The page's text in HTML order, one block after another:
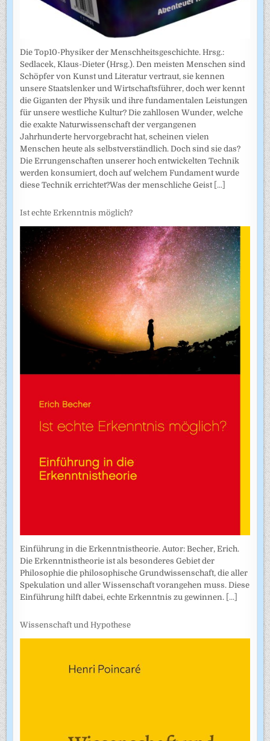
Die Top10-Physiker der Menschheitsgeschichte. Hrsg.:
Sedlacek, Klaus-Dieter (Hrsg.). Den meisten Menschen sind
Schöpfer von Kunst und Literatur vertraut, sie kennen
unsere Staatslenker und Wirtschaftsführer, doch wer kennt
die Giganten der Physik und ihre fundamentalen Leistungen
für unsere westliche Kultur? Die zahllosen Wunder, welche
die exakte Naturwissenschaft der vergangenen
Jahrhunderte hervorgebracht hat, scheinen vielen
Menschen heute als selbstverständlich. Doch sind sie das?
Die Errungenschaften unserer hoch entwickelten Technik
werden konsumiert, doch auf welchem Fundament wurde
diese Technik errichtet?Was der menschliche Geist [...]
Ist echte Erkenntnis möglich?
Einführung in die Erkenntnistheorie. Autor: Becher, Erich.
Die Erkenntnistheorie ist als besonderes Gebiet der
Philosophie die philosophische Grundwissenschaft, die aller
Spekulation und aller Wissenschaft vorangehen muss. Diese
Einführung hilft dabei, echte Erkenntnis zu gewinnen. [...]
Wissenschaft und Hypothese